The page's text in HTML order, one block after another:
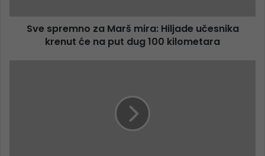
Sve spremno za Marš mira: Hiljade učesnika
krenut će na put dug 100 kilometara